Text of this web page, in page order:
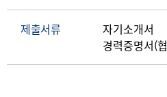
제출서류
자기소개서
경력증명서(